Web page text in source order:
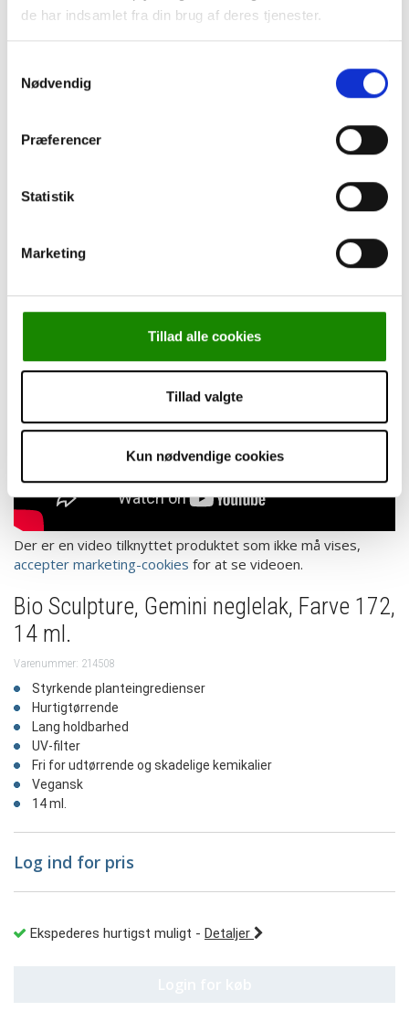
de har indsamlet fra din brug af deres tjenester.
Nødvendig
Præferencer
Statistik
Marketing
Tillad alle cookies
Tillad valgte
Kun nødvendige cookies
Der er en video tilknyttet produktet som ikke må vises,
accepter marketing-cookies for at se videoen.
Bio Sculpture, Gemini neglelak, Farve 172,
14 ml.
Varenummer: 214508
Styrkende planteingredienser
Hurtigtørrende
Lang holdbarhed
UV-filter
Fri for udtørrende og skadelige kemikalier
Vegansk
14 ml.
Log ind for pris
Ekspederes hurtigst muligt - Detaljer